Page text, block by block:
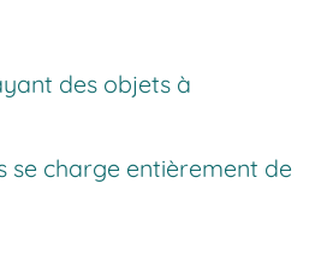
des objets à
se charge entièrement de